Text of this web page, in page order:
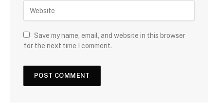
Save my name, email, and website in this browser
for the next time I comment.